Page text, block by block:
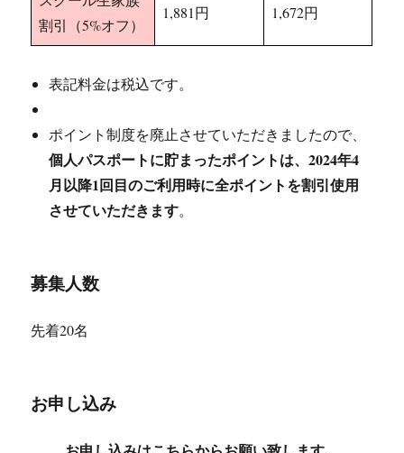
割引（5%オフ）
1,881円 1,672円
表記料金は税込です。
ポイント制度を廃止させていただきましたので、
個人パスポートに貯まったポイントは、2024年4
月以降1回目のご利用時に全ポイントを割引使用
させていただきます。
募集人数
先着20名
お申し込み